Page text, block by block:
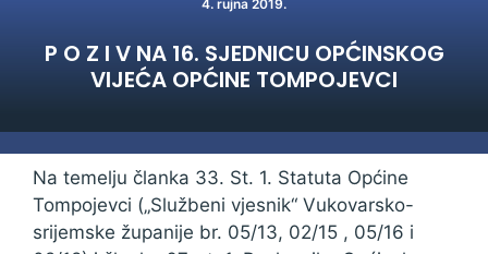
4. rujna 2019.
P O Z I V NA 16. SJEDNICU OPĆINSKOG
VIJEĆA OPĆINE TOMPOJEVCI
Na temelju članka 33. St. 1. Statuta Općine
Tompojevci („Službeni vjesnik“ Vukovarsko-
srijemske županije br. 05/13, 02/15 , 05/16 i